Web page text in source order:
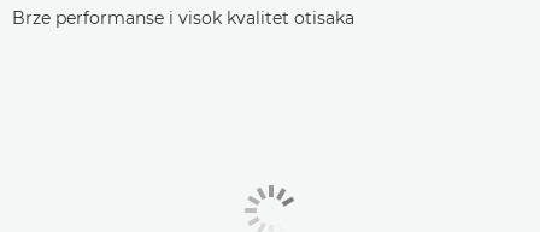
Brze performanse i visok kvalitet otisaka